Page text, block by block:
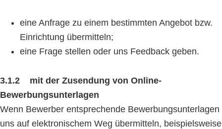
eine Anfrage zu einem bestimmten Angebot bzw.
Einrichtung übermitteln;
eine Frage stellen oder uns Feedback geben.
3.1.2 mit der Zusendung von Online-
Bewerbungsunterlagen
Wenn Bewerber entsprechende Bewerbungsunterlagen
uns auf elektronischem Weg übermitteln, beispielsweise